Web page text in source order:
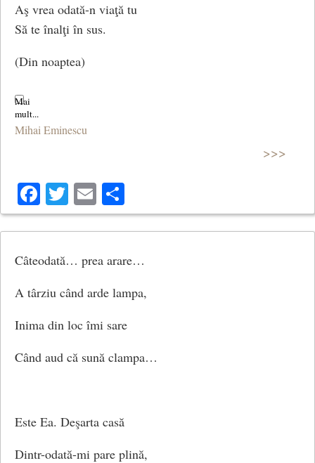
Aş vrea odată-n viaţă tu
Să te înalţi în sus.
(Din noaptea)
Mihai Eminescu
>>>
Facebook
Twitter
Email
Câteodată… prea arare…
A târziu când arde lampa,
Inima din loc îmi sare
Când aud că sună clampa…
Este Ea. Deşarta casă
Dintr-odată-mi pare plină,